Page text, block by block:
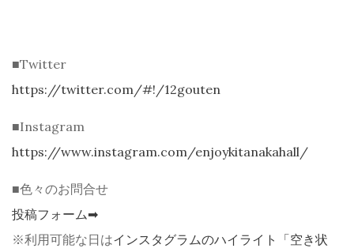
■Twitter
https://twitter.com/#!/12gouten
■Instagram
https://www.instagram.com/enjoykitanakahall/
■色々のお問合せ
投稿フォーム➡
※利用可能な日はインスタグラムのハイライト「空き状